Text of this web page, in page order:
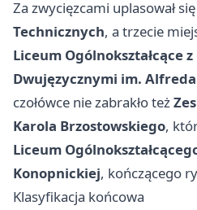
Za zwycięzcami uplasował się
Technicznych, a trzecie
Liceum Ogólnokształcące z
Dwujęzycznymi im.
czołówce nie zabrakło też
Karola Brzostowskiego,
Liceum
Konopnickiej, kończącego
Klasyfikacja końcowa